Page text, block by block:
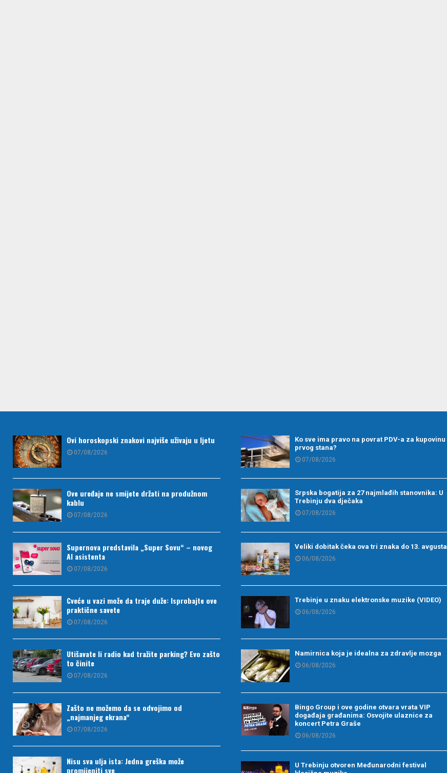
Ovi horoskopski znakovi najviše uživaju u ljetu
07/08/2026
Ove uređaje ne smijete držati na produžnom
kablu
07/08/2026
Supernova predstavila „Super Sovu“ – novog
AI asistenta
07/08/2026
Cveće u vazi može da traje duže: Isprobajte ove
praktične savete
07/08/2026
Utišavate li radio kad tražite parking? Evo zašto
to činite
07/08/2026
Zašto ne možemo da se odvojimo od
„najmanjeg ekrana“
07/08/2026
Nisu sva ulja ista: Jedna greška može
promijeniti sve
Ko sve ima pravo na povrat PDV-a za kupovinu
prvog stana?
07/08/2026
Srpska bogatija za 27 najmlađih stanovnika: U
Trebinju dva dječaka
07/08/2026
Veliki dobitak čeka ova tri znaka do 13. avgusta
06/08/2026
Trebinje u znaku elektronske muzike (VIDEO)
06/08/2026
Namirnica koja je idealna za zdravlje mozga
06/08/2026
Bingo Group i ove godine otvara vrata VIP
događaja građanima: Osvojite ulaznice za
koncert Petra Graše
06/08/2026
U Trebinju otvoren Međunarodni festival